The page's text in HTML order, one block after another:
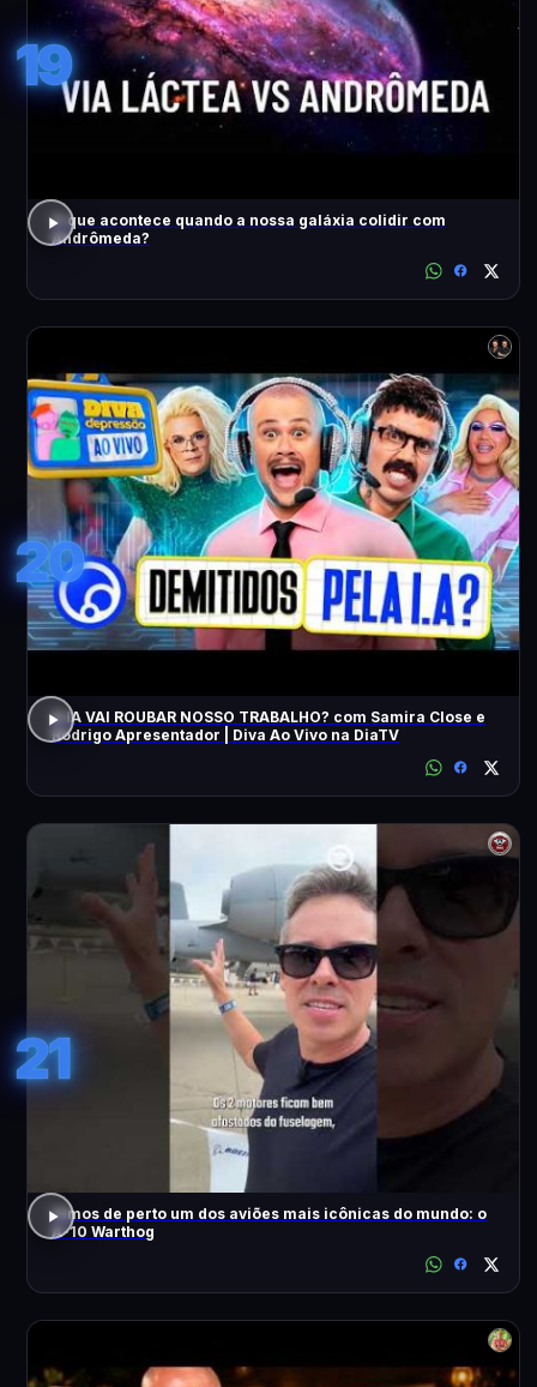
19
O que acontece quando a nossa galáxia colidir com
Andrômeda?
20
A IA VAI ROUBAR NOSSO TRABALHO? com Samira Close e
Rodrigo Apresentador | Diva Ao Vivo na DiaTV
21
Vimos de perto um dos aviões mais icônicas do mundo: o
A-10 Warthog